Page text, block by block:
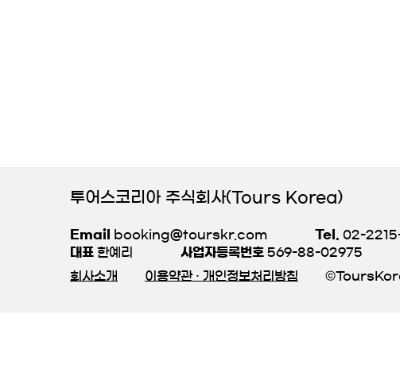
투어스코리아 주식회사(Tours Korea)
Email booking@tourskr.com Tel.
02-
대표 한예리 사업자등록번호 569-88-02975
회사소개
이용약관 · 개인정보처리방침